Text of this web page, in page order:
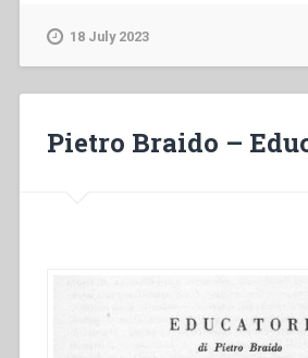
18 July 2023
Pietro Braido –